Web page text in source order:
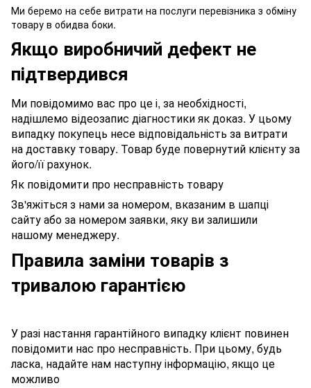
Ми беремо на себе витрати на послуги перевізника з обміну
товару в обидва боки.
Якщо виробничий дефект не
підтвердився
Ми повідомимо вас про це і, за необхідності,
надішлемо відеозапис діагностики як доказ. У цьому
випадку покупець несе відповідальність за витрати
на доставку товару. Товар буде повернутий клієнту за
його/її рахунок.
Як повідомити про несправність товару
Зв'яжіться з нами за номером, вказаним в шапці
сайту або за номером заявки, яку ви залишили
нашому менеджеру.
Правила заміни товарів з
тривалою гарантією
У разі настання гарантійного випадку клієнт повинен
повідомити нас про несправність. При цьому, будь
ласка, надайте нам наступну інформацію, якщо це
можливо